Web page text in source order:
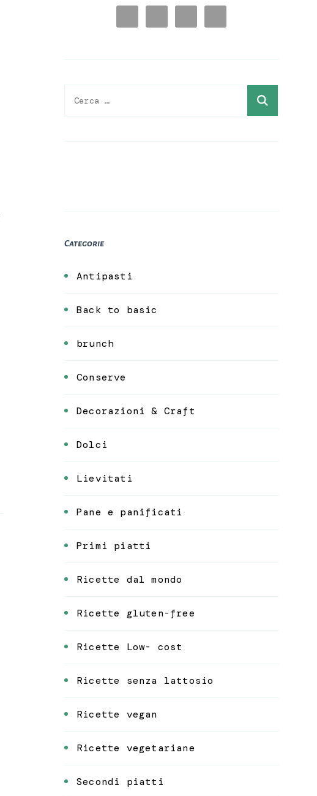
Ricerca
Categorie
Antipasti
Back to basic
brunch
Conserve
Decorazioni & Craft
Dolci
Lievitati
Pane e panificati
Primi piatti
Ricette dal mondo
Ricette gluten-free
Ricette Low- cost
Ricette senza lattosio
Ricette vegan
Ricette vegetariane
Secondi piatti